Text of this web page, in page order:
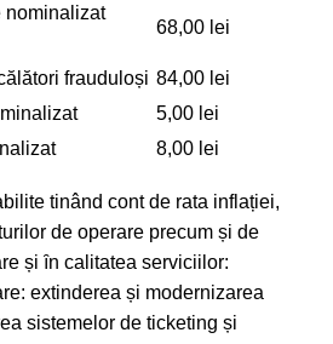
nominalizat
68,00 lei
frauduloși 84,00 lei
5,00 lei
8,00 lei
tinând cont de rata inflației,
de operare precum și de
și ȋn calitatea serviciilor:
extinderea și modernizarea
sistemelor de ticketing și